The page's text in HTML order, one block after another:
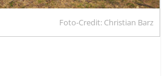
Foto-Credit: Christian Barz